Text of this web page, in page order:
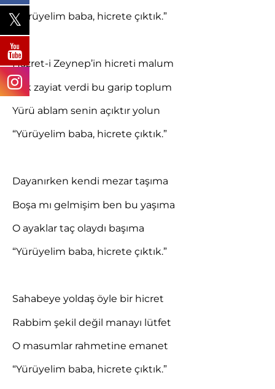
“Yürüyelim baba, hicrete çıktık.”
Hazret-i Zeynep’in hicreti malum
Çok zayiat verdi bu garip toplum
Yürü ablam senin açıktır yolun
“Yürüyelim baba, hicrete çıktık.”
Dayanırken kendi mezar taşıma
Boşa mı gelmişim ben bu yaşıma
O ayaklar taç olaydı başıma
“Yürüyelim baba, hicrete çıktık.”
Sahabeye yoldaş öyle bir hicret
Rabbim şekil değil manayı lütfet
O masumlar rahmetine emanet
“Yürüyelim baba, hicrete çıktık.”